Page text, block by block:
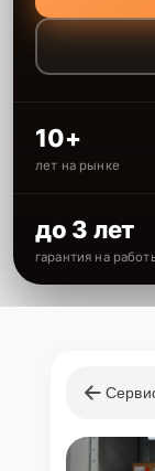
10+
лет на рынке
до 3 лет
гарантия на